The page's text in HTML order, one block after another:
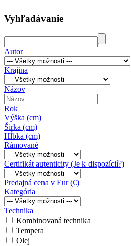
Vyhľadávanie
Autor
Krajina
Názov
Rok
Výška (cm)
Širka (cm)
Hĺbka (cm)
Rámované
Certifikát autenticity (Je k dispozícií?)
Predajná cena v Eur (€)
Kategória
Technika
Kombinovaná technika
Tempera
Olej